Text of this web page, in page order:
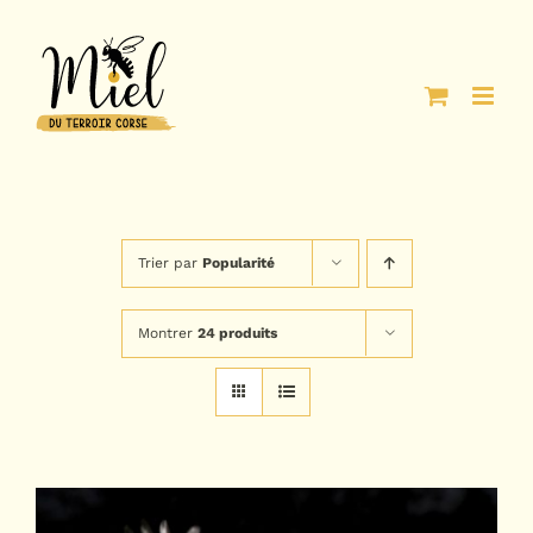
contenu
Trier par Popularité
Montrer 24 produits